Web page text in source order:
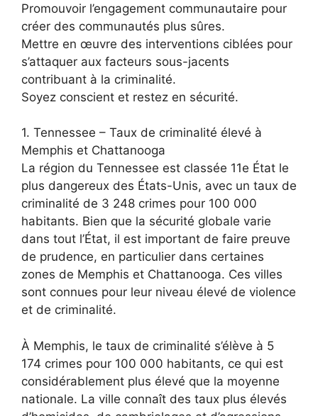
Promouvoir l’engagement communautaire pour
créer des communautés plus sûres.
Mettre en œuvre des interventions ciblées pour
s’attaquer aux facteurs sous-jacents
contribuant à la criminalité.
Soyez conscient et restez en sécurité.
1. Tennessee – Taux de criminalité élevé à
Memphis et Chattanooga
La région du Tennessee est classée 11e État le
plus dangereux des États-Unis, avec un taux de
criminalité de 3 248 crimes pour 100 000
habitants. Bien que la sécurité globale varie
dans tout l’État, il est important de faire preuve
de prudence, en particulier dans certaines
zones de Memphis et Chattanooga. Ces villes
sont connues pour leur niveau élevé de violence
et de criminalité.
À Memphis, le taux de criminalité s’élève à 5
174 crimes pour 100 000 habitants, ce qui est
considérablement plus élevé que la moyenne
nationale. La ville connaît des taux plus élevés